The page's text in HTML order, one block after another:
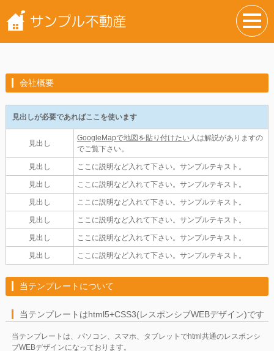
会社概要
見出しが必要であればここを使います
見出し
GoogleMapで地図を貼り付けたい人は解説がありますの
でご覧下さい。
見出し ここに説明など入れて下さい。サンプルテキスト。
見出し ここに説明など入れて下さい。サンプルテキスト。
見出し ここに説明など入れて下さい。サンプルテキスト。
見出し ここに説明など入れて下さい。サンプルテキスト。
見出し ここに説明など入れて下さい。サンプルテキスト。
見出し ここに説明など入れて下さい。サンプルテキスト。
当テンプレートについて
当テンプレートはhtml5+CSS3(レスポンシブWEBデザイン)です
当テンプレートは、パソコン、スマホ、タブレットでhtml共通のレスポンシ
ブWEBデザインになっております。